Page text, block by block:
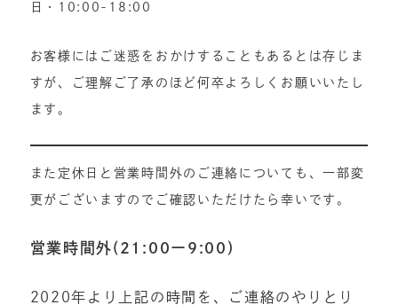
日・10:00-18:00
お客様にはご迷惑をおかけすることもあるとは存じま
すが、ご理解ご了承のほど何卒よろしくお願いいたし
ます。
また定休日と営業時間外のご連絡についても、一部変
更がございますのでご確認いただけたら幸いです。
営業時間外(21:00ー9:00)
2020年より上記の時間を、ご連絡のやりとり